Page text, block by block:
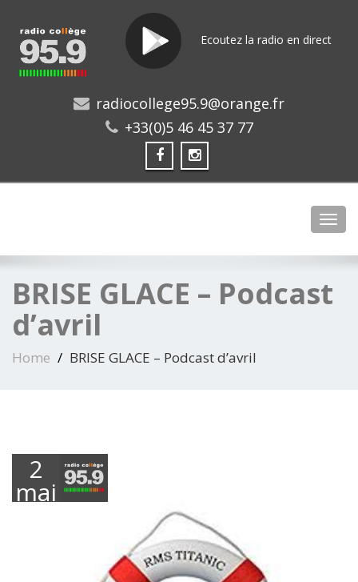
Ecoutez la radio en direct
radiocollege95.9@orange.fr
+33(0)5 46 45 37 77
BRISE GLACE – Podcast
d’avril
Home BRISE GLACE – Podcast d’avril
2
mai